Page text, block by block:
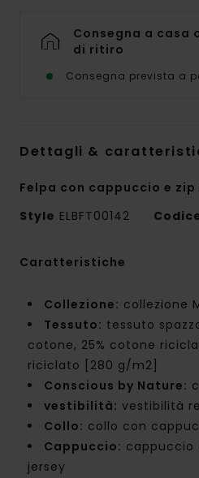
Consegna a casa
di ritiro
Consegna prevista a
Dettagli &
Felpa con cappuccio e zip
Style ELBFT00142
Caratteristiche
Collezione: collezione
Tessuto: tessuto
cotone, 25% cotone
riciclato [280 g/m2]
Conscious by Nature:
vestibilità: vestibilità
Collo: collo con
Cappuccio: cappuccio
jersey